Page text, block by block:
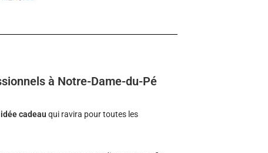
à Notre-Dame-du-Pé
idée cadeau qui ravira pour toutes les